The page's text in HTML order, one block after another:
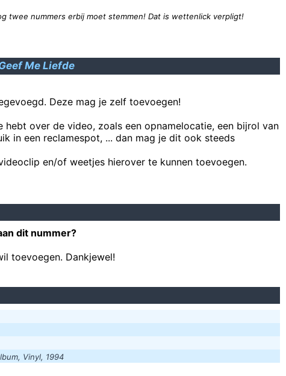
Why can´t
al
gvd! je bent echt ziek in u hoofd Ja ja omg ik like iets en ik stalk u
Heej August
twee nummers erbij moet stemmen! Dat is wettenlick verpligt!
Me Liefde
Deze mag je zelf toevoegen!
over de video, zoals een opnamelocatie, een bijrol van
in een reclamespot, ... dan mag je dit ook steeds
en/of weetjes hierover te kunnen toevoegen.
dit nummer?
toevoegen. Dankjewel!
Vinyl, 1994